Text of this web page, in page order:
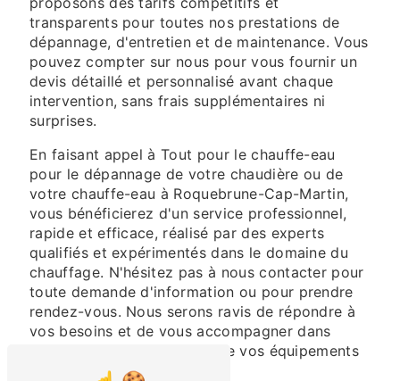
transparents pour toutes nos prestations de
dépannage, d'entretien et de maintenance. Vous
pouvez compter sur nous pour vous fournir un
devis détaillé et personnalisé avant chaque
intervention, sans frais supplémentaires ni
surprises.
En faisant appel à Tout pour le chauffe-eau
pour le dépannage de votre chaudière ou de
votre chauffe-eau à Roquebrune-Cap-Martin,
vous bénéficierez d'un service professionnel,
rapide et efficace, réalisé par des experts
qualifiés et expérimentés dans le domaine du
chauffage. N'hésitez pas à nous contacter pour
toute demande d'information ou pour prendre
rendez-vous. Nous serons ravis de répondre à
vos besoins et de vous accompagner dans
l'entretien et la réparation de vos équipements
de chauffage.